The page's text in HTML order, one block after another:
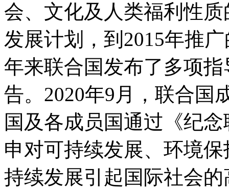
会、文化及人类福利性
发展计划，到 2015年推广
年来联合国发布了多项
告。 2020年9 月，联合国
国及各成员国通过《纪
申对可持续发展、环境
持续发展引起国际社会